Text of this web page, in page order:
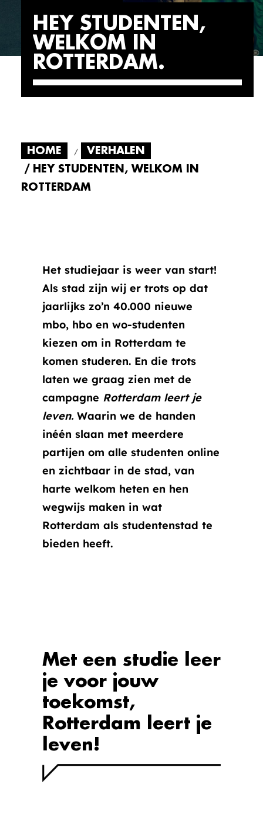
HEY STUDENTEN,
WELKOM IN
ROTTERDAM
HOME
VERHALEN
HEY STUDENTEN, WELKOM IN
ROTTERDAM
Het studiejaar is weer van start!
Als stad zijn wij er trots op dat
jaarlijks zo’n 40.000 nieuwe
mbo, hbo en wo-studenten
kiezen om in Rotterdam te
komen studeren. En die trots
laten we graag zien met de
campagne Rotterdam leert je
leven. Waarin we de handen
inéén slaan met meerdere
partijen om alle studenten online
en zichtbaar in de stad, van
harte welkom heten en hen
wegwijs maken in wat
Rotterdam als studentenstad te
bieden heeft.
Met een studie leer
je voor jouw
toekomst,
Rotterdam leert je
leven!